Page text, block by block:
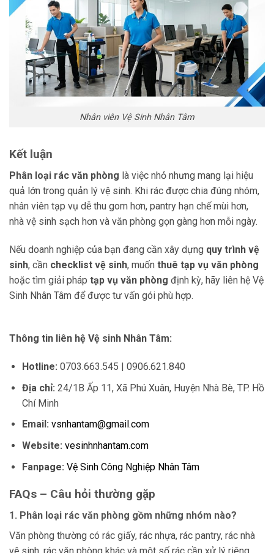
Nhân viên Vệ Sinh Nhân Tâm
Kết luận
Phân loại rác văn phòng là việc nhỏ nhưng mang lại hiệu
quả lớn trong quản lý vệ sinh. Khi rác được chia đúng nhóm,
nhân viên tạp vụ dễ thu gom hơn, pantry hạn chế mùi hơn,
nhà vệ sinh sạch hơn và văn phòng gọn gàng hơn mỗi ngày.
Nếu doanh nghiệp của bạn đang cần xây dựng quy trình vệ
sinh, cần checklist vệ sinh, muốn thuê tạp vụ văn phòng
hoặc tìm giải pháp tạp vụ văn phòng định kỳ, hãy liên hệ Vệ
Sinh Nhân Tâm để được tư vấn gói phù hợp.
Thông tin liên hệ Vệ sinh Nhân Tâm:
Hotline: 0703.663.545 | 0906.621.840
Địa chỉ: 24/1B Ấp 11, Xã Phú Xuân, Huyện Nhà Bè, TP. Hồ
Chí Minh
Email: vsnhantam@gmail.com
Website: vesinhnhantam.com
Fanpage: Vệ Sinh Công Nghiệp Nhân Tâm
FAQs – Câu hỏi thường gặp
1. Phân loại rác văn phòng gồm những nhóm nào?
Văn phòng thường có rác giấy, rác nhựa, rác pantry, rác nhà